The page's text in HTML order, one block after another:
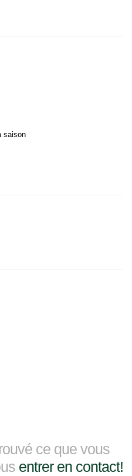
saison
ce que vous
entrer en contact!